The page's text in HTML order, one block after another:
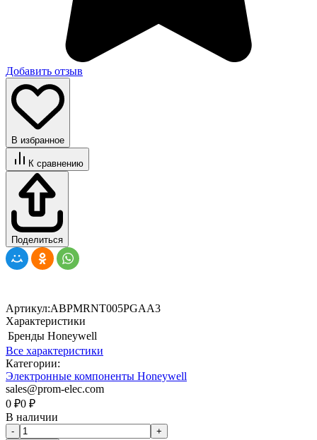
Добавить отзыв
В избранное
К сравнению
Поделиться
Артикул:ABPMRNT005PGAA3
Характеристики
Бренды Honeywell
Все характеристики
Категории:
Электронные компоненты Honeywell
sales@prom-elec.com
0 ₽0 ₽
В наличии
-
+